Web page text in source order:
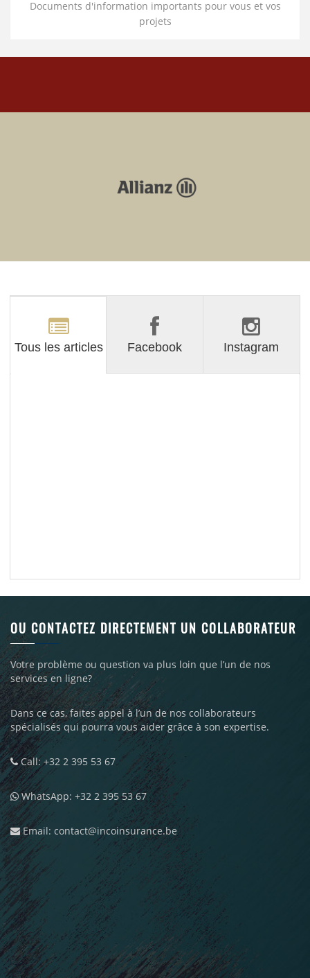
Documents d'information importants pour vous et vos
projets
Tous les articles Facebook Instagram
OU CONTACTEZ DIRECTEMENT UN COLLABORATEUR
Votre problème ou question va plus loin que l’un de nos
services en ligne?
Dans ce cas, faites appel à l’un de nos collaborateurs
spécialisés qui pourra vous aider grâce à son expertise.
Call: +32 2 395 53 67
WhatsApp: +32 2 395 53 67
Email: contact@incoinsurance.be